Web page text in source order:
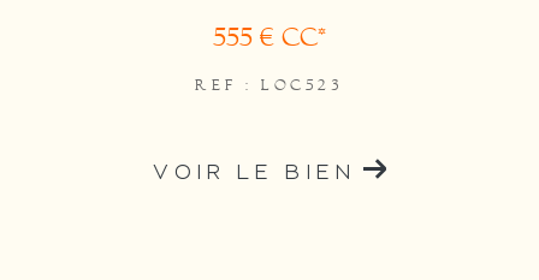
555 € CC*
REF : LOC523
VOIR LE BIEN